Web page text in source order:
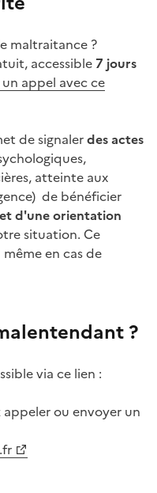
maltraitance ?
accessible 7 jours
appel avec ce
de signalerdes actes
atteinte aux
de bénéficier
d'une orientation
situation. Ce
en cas de
?
via ce lien :
appeler ou envoyer un